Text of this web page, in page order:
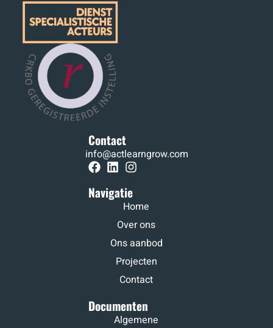
Navigatie
Home
Over ons
Ons aanbod
Projecten
Contact
Documenten
Algemene
Contact
info@actlearngrow.com